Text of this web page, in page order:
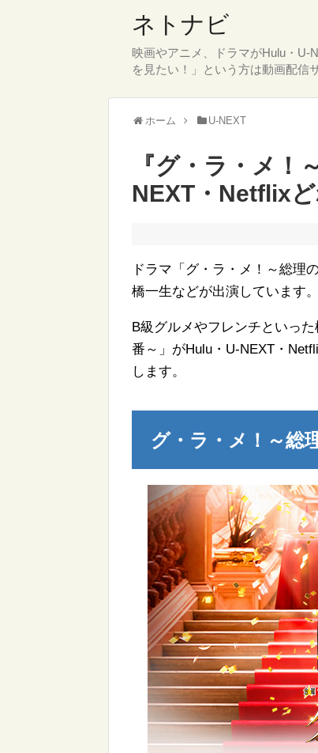
ネトナビ
映画やアニメ、ドラマがHulu・U-
を見たい！」という方は動画配信
ホーム U-NEXT
『グ・ラ・メ！
NEXT・Netflix
ドラマ「グ・ラ・メ！～総理
橋一生などが出演しています。
B級グルメやフレンチといっ
番～」がHulu・U-NEXT・
します。
グ・ラ・メ！～総